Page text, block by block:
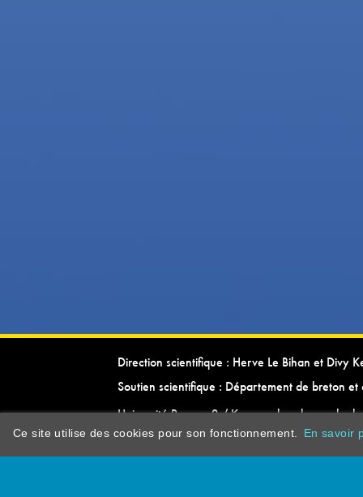
Direction scientifique : Herve Le Bihan et Divy
Soutien scientifique : Département de breton et
Université Rennes 2 / Kevrenn brezhoneg ha
Ce site utilise des cookies pour son fonctionnement. En savoir